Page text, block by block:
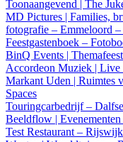
Toonaangevend | The
MD Pictures | Families,
fotografie – Emmeloord
Feestgastenboek –
BinQ Events |
Accordeon Muziek | Live
Markant Uden | Ruimtes
Spaces
Touringcarbedrijf –
Beeldflow |
Test Restaurant –